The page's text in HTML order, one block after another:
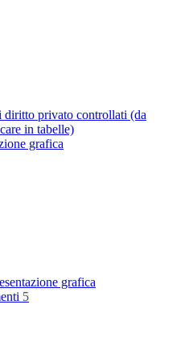
diritto privato controllati (da
in tabelle)
grafica
grafica
5